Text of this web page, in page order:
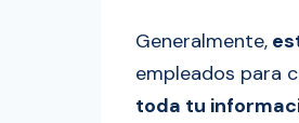
Generalmente,
empleados para
toda tu